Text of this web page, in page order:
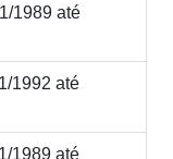
1989 até
1992 até
1989 até